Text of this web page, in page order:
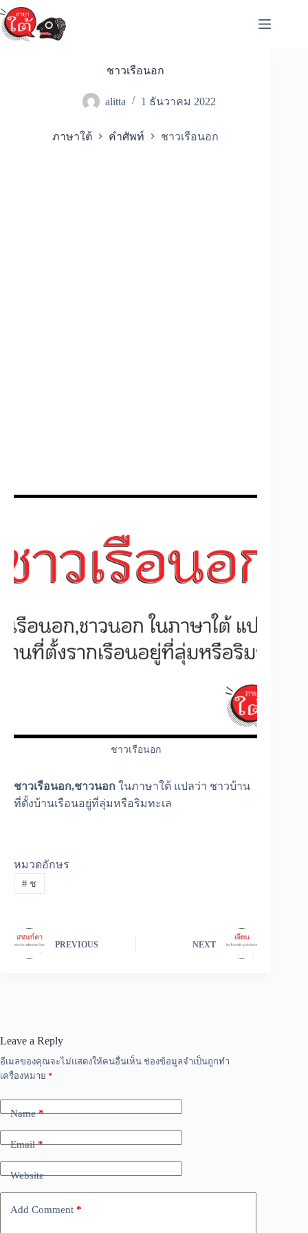
Skip
to
content
ชาวเรือนอก
alitta 1 ธันวาคม 2022
ภาษาใต้ คำศัพท์ ชาวเรือนอก
ชาวเรือนอก
ชาวเรือนอก,ชาวนอก ในภาษาใต้ แปลว่า ชาวบ้าน
ที่ตั้งบ้านเรือนอยู่ที่ลุ่มหรือริมทะเล
หมวดอักษร
#ช
PREVIOUS NEXT
Leave a Reply
อีเมลของคุณจะไม่แสดงให้คนอื่นเห็น ช่องข้อมูลจำเป็นถูกทำ
เครื่องหมาย *
Name*
Email*
Website
Add Comment *